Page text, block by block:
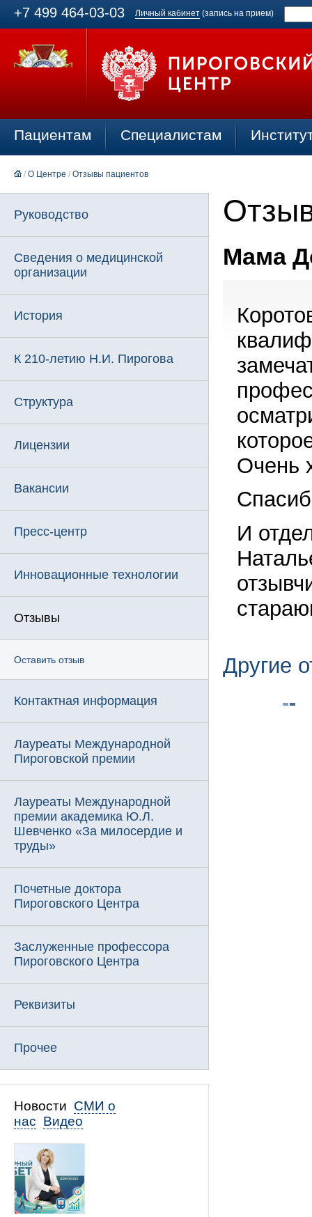
+7 499 464-03-03 Личный кабинет (запись на прием)
Пациентам Специалистам
/ О Центре / Отзывы пациентов
Руководство
Сведения о медицинской
организации
История
К 210-летию Н.И. Пирогова
Структура
Лицензии
Вакансии
Пресс-центр
Инновационные технологии
Отзывы
Оставить отзыв
Контактная информация
Лауреаты Международной
Пироговской премии
Лауреаты Международной
премии академика Ю.Л.
Шевченко «За милосердие и
труды»
Почетные доктора
Пироговского Центра
Заслуженные профессора
Пироговского Центра
Реквизиты
Прочее
Новости СМИ о
нас Видео
Мама
Очень
И
Другие